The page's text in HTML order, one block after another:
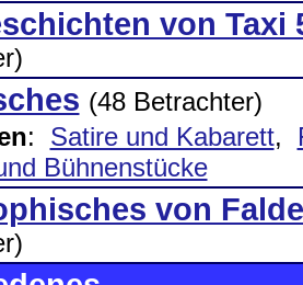
von Taxi
(48 Betrachter)
: Satire und Kabarett,
Bühnenstücke
von